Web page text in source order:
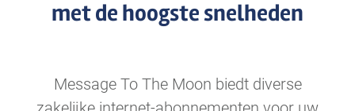
met de hoogste snelheden
Message To The Moon biedt diverse